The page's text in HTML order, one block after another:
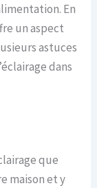
En
un aspect
astuces
dans
que
maison et y